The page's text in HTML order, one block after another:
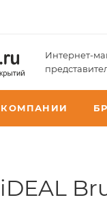
Интернет-